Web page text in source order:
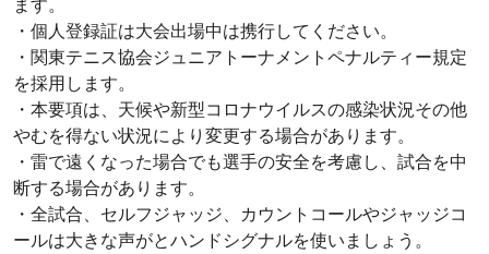
ます。
・個人登録証は大会出場中は携行してください。
・関東テニス協会ジュニアトーナメントペナルティー規定
を採用します。
・本要項は、天候や新型コロナウイルスの感染状況その他
やむを得ない状況により変更する場合があります。
・雷で遠くなった場合でも選手の安全を考慮し、試合を中
断する場合があります。
・全試合、セルフジャッジ、カウントコールやジャッジコ
ールは大きな声がとハンドシグナルを使いましょう。